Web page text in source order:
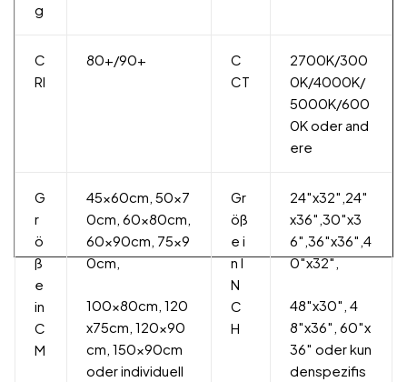
g
C
RI
80+/90+
C
CT
2700K/300
0K/4000K/
5000K/600
0K oder and
ere
G
r
ö
ß
e
in
C
M
45x60cm, 50x7
0cm, 60x80cm,
60x90cm, 75x9
0cm,
100x80cm, 120
x75cm, 120x90
cm, 150x90cm
oder individuell
Gr
öß
e i
n I
N
C
H
24″x32″,24″
x36″,30″x3
6″,36″x36″,4
0″x32″,
48″x30″, 4
8″x36″, 60″x
36″ oder kun
denspezifis